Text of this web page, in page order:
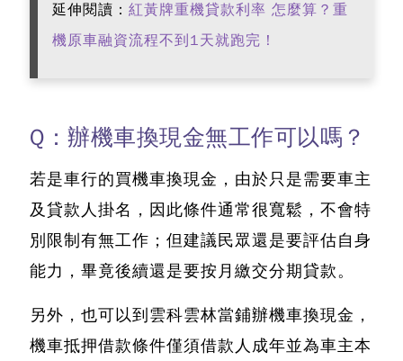
延伸閱讀： 紅黃牌重機貸款利率 怎麼算？重
機原車融資流程不到1天就跑完！
Q：辦機車換現金無工作可以嗎？
若是車行的買機車換現金，由於只是需要車主
及貸款人掛名，因此條件通常很寬鬆，不會特
別限制有無工作 ；但建議民眾還是要評估自身
能力，畢竟後續還是要按月繳交分期貸款。
另外，也可以到雲科雲林當鋪辦機車換現金，
機車抵押借款條件僅須借款人成年並為車主本